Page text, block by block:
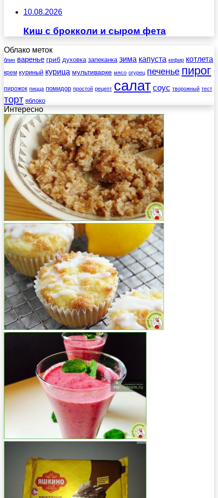
10.08.2026
Киш с брокколи и сыром фета
Облако меток
блин варенье гриб духовка запеканка зима капуста кефир котлета
крем куриный курица мультиварке мясо огурец печенье пирог
пирожок пицца помидор простой рецепт салат соус творожный тест
торт яблоко
Интересно